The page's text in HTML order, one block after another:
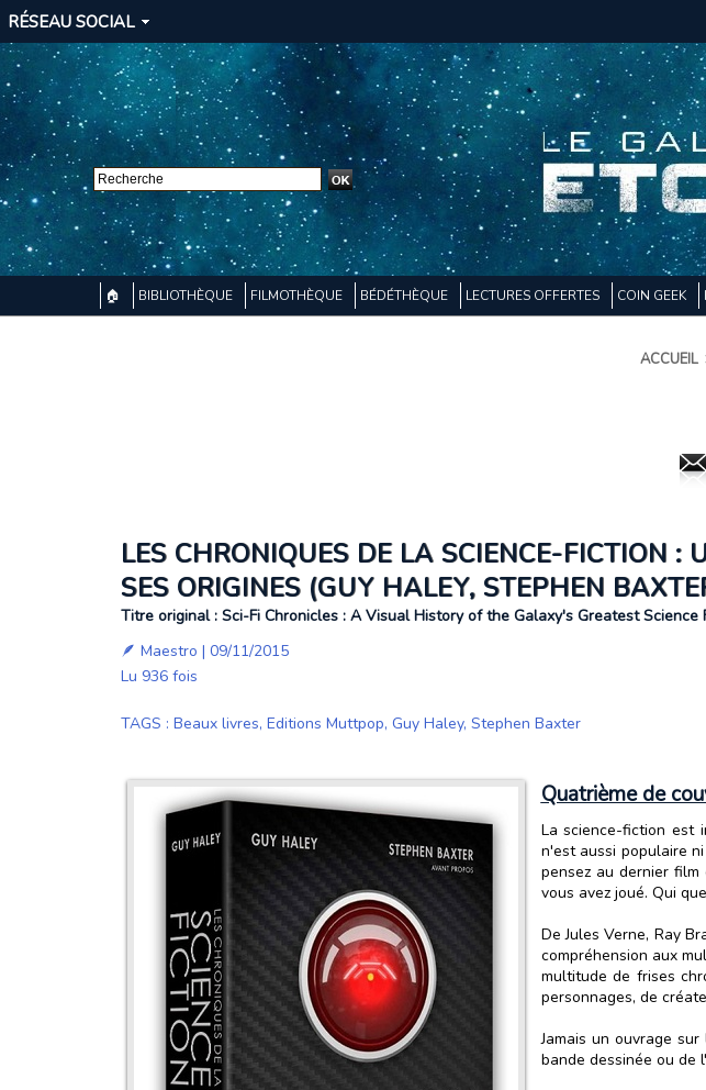
RÉSEAU SOCIAL
🏠 BIBLIOTHÈQUE FILMOTHÈQUE BÉDÉTHÈQUE LECTURES OFFERTES COIN GEEK
ACCUEIL
LES CHRONIQUES DE LA SCIENCE-FICTION :
SES ORIGINES (GUY HALEY, STEPHEN
Titre original : Sci-Fi Chronicles : A Visual History of the Galaxy's Greatest Science
🪶 Maestro | 09/11/2015
Lu 936 fois
TAGS : Beaux livres, Editions Muttpop, Guy Haley, Stephen Baxter
Quatrième de
La science-fiction est
n'est aussi populaire
pensez au dernier
vous avez joué. Qui
De Jules Verne, Ray
compréhension aux
multitude de frises
personnages, de
Jamais un ouvrage
bande dessinée ou de